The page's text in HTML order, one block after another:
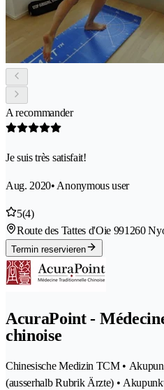
A recommander
Je suis très satisfait!
Aug. 2020• Anonymous user
5(4)
Route des Tattes d'Oie 991260
Termin reservieren
AcuraPoint -
chinoise
Chinesische Medizin TCM •
(ausserhalb Rubrik Ärzte) •